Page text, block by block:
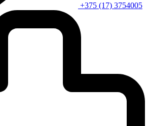
+375 (17) 3754005